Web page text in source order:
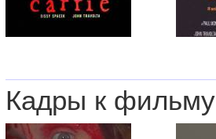
Кадры к фильму